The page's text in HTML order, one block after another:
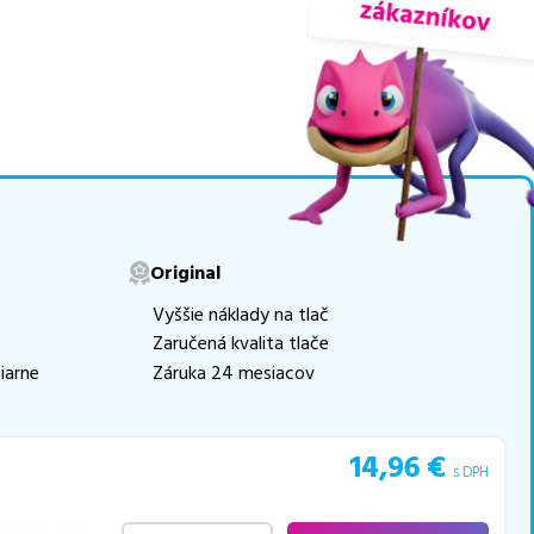
tlač.
naskladňovať
ďalšie otázky,
Original
Vyššie náklady na tlač
Zaručená kvalita tlače
Záruka 24 mesiacov
14,96 € s DPH